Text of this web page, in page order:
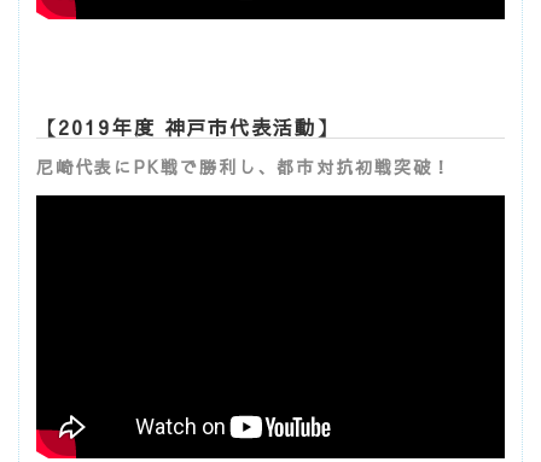
【2019年度 神戸市代表活動】
尼崎代表にPK戦で勝利し、都市対抗初戦突破！